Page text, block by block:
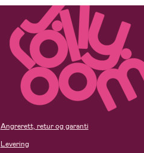
Angrerett, retur og garanti
Levering